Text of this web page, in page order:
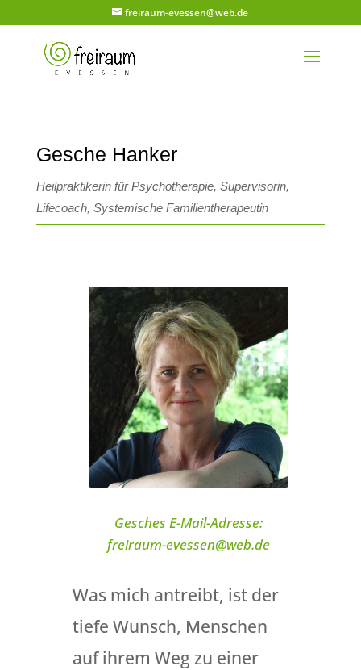
freiraum-evessen@web.de
Gesche Hanker
Heilpraktikerin für Psychotherapie, Supervisorin,
Lifecoach, Systemische Familientherapeutin
Gesches E-Mail-Adresse:
freiraum-evessen@web.de
Was mich antreibt, ist der
tiefe Wunsch, Menschen
auf ihrem Weg zu einer